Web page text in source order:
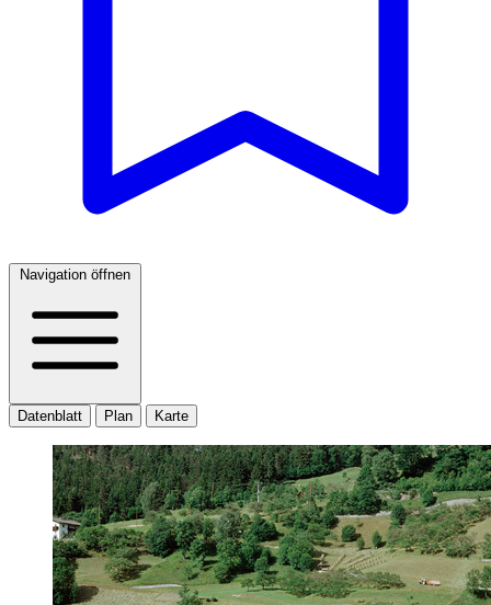
Navigation öffnen
Datenblatt Plan Karte